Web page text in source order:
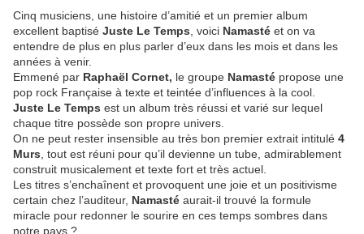
Cinq musiciens, une histoire d’amitié et un premier album
excellent baptisé Juste Le Temps , voici Namasté et on va
entendre de plus en plus parler d’eux dans les mois et dans les
années à venir.
Emmené par Raphaël Cornet, le groupe Namasté propose une
pop rock Française à texte et teintée d’influences à la cool.
Juste Le Temps est un album très réussi et varié sur lequel
chaque titre possède son propre univers.
On ne peut rester insensible au très bon premier extrait intitulé 4
Murs , tout est réuni pour qu’il devienne un tube, admirablement
construit musicalement et texte fort et très actuel.
Les titres s’enchaînent et provoquent une joie et un positivisme
certain chez l’auditeur, Namasté aurait-il trouvé la formule
miracle pour redonner le sourire en ces temps sombres dans
notre pays ?